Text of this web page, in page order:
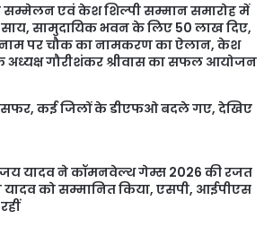
एवं केश शिल्पी सम्मान समारोह में
सामुदायिक भवन के लिए 50 लाख दिए,
पर चौक का नामकरण का ऐलान, केश
अध्यक्ष गौरीशंकर श्रीवास का सफल आयोजन
कई जिलों के डीएफओ बदले गए, देखिए
यादव ने कॉमनवेल्थ गेम्स 2026 की रजत
यादव को सम्मानित किया, एसपी, आईपीएस